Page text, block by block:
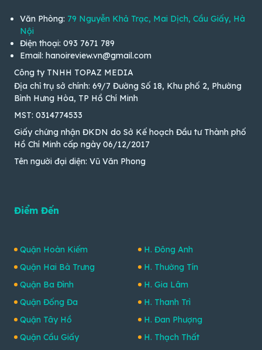
Văn Phòng: 79 Nguyễn Khả Trạc, Mai Dịch, Cầu Giấy, Hà
Nội
Điện thoại: 093 7671 789
Email: hanoireview.vn@gmail.com
Công ty TNHH TOPAZ MEDIA
Địa chỉ trụ sở chính: 69/7 Đường Số 18, Khu phố 2, Phường
Bình Hưng Hòa, TP Hồ Chí Minh
MST: 0314774533
Giấy chứng nhận ĐKDN do Sở Kế hoạch Đầu tư Thành phố
Hồ Chí Minh cấp ngày 06/12/2017
Tên người đại diện: Vũ Văn Phong
Điểm Đến
Quận Hoàn Kiếm
Quận Hai Bà Trưng
Quận Ba Đình
Quận Đống Đa
Quận Tây Hồ
Quận Cầu Giấy
H. Đông Anh
H. Thường Tín
H. Gia Lâm
H. Thanh Trì
H. Đan Phượng
H. Thạch Thất